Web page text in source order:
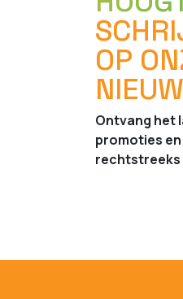
OP
Ontvang het
promoties
rechtstreeks